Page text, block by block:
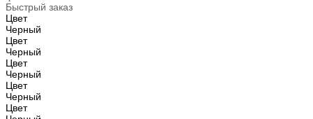
Быстрый заказ
Цвет
Черный
Цвет
Черный
Цвет
Черный
Цвет
Черный
Цвет